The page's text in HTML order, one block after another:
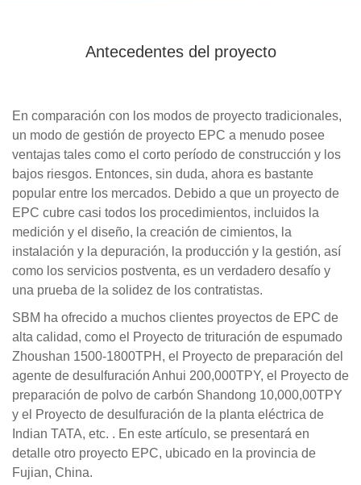
Antecedentes del proyecto
En comparación con los modos de proyecto tradicionales,
un modo de gestión de proyecto EPC a menudo posee
ventajas tales como el corto período de construcción y los
bajos riesgos. Entonces, sin duda, ahora es bastante
popular entre los mercados. Debido a que un proyecto de
EPC cubre casi todos los procedimientos, incluidos la
medición y el diseño, la creación de cimientos, la
instalación y la depuración, la producción y la gestión, así
como los servicios postventa, es un verdadero desafío y
una prueba de la solidez de los contratistas.
SBM ha ofrecido a muchos clientes proyectos de EPC de
alta calidad, como el Proyecto de trituración de espumado
Zhoushan 1500-1800TPH, el Proyecto de preparación del
agente de desulfuración Anhui 200,000TPY, el Proyecto de
preparación de polvo de carbón Shandong 10,000,00TPY
y el Proyecto de desulfuración de la planta eléctrica de
Indian TATA, etc. . En este artículo, se presentará en
detalle otro proyecto EPC, ubicado en la provincia de
Fujian, China.